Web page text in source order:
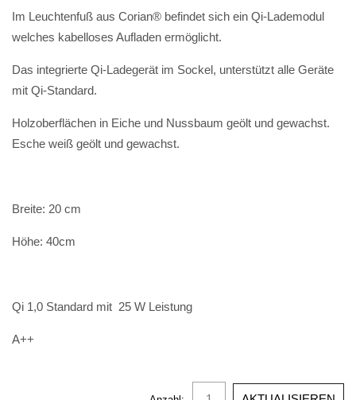
Im Leuchtenfuß aus Corian® befindet sich ein Qi-Lademodul
welches kabelloses Aufladen ermöglicht.
Das integrierte Qi-Ladegerät im Sockel, unterstützt alle Geräte
mit Qi-Standard.
Holzoberflächen in Eiche und Nussbaum geölt und gewachst.
Esche weiß geölt und gewachst.
Breite: 20 cm
Höhe: 40cm
Qi 1,0 Standard mit 25 W Leistung
A++